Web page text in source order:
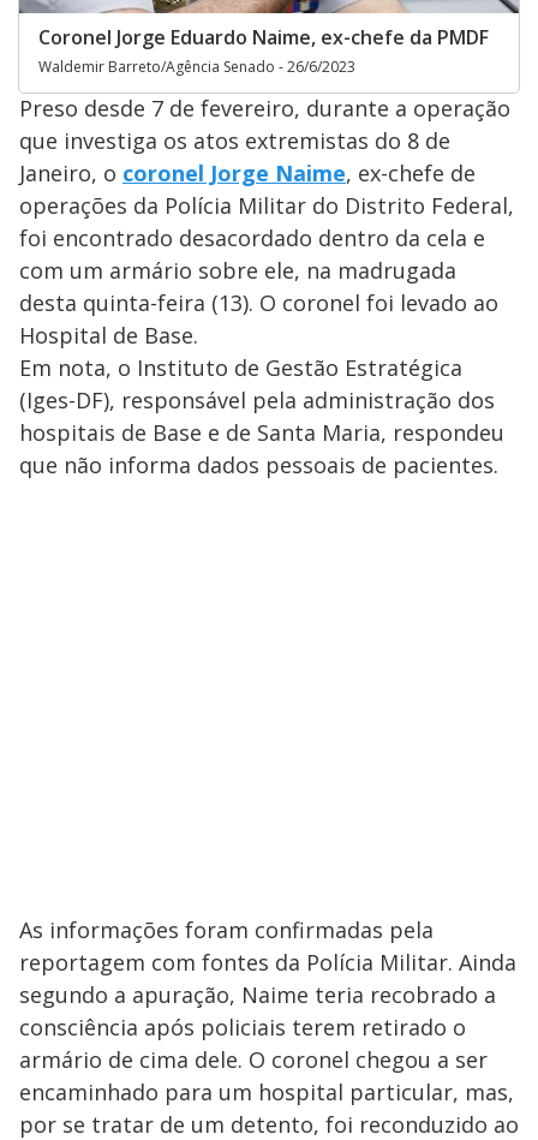
Coronel Jorge Eduardo Naime, ex-chefe da PMDF
Waldemir Barreto/Agência Senado - 26/6/2023
Preso desde 7 de fevereiro, durante a operação
que investiga os atos extremistas do 8 de
Janeiro, o coronel Jorge Naime, ex-chefe de
operações da Polícia Militar do Distrito Federal,
foi encontrado desacordado dentro da cela e
com um armário sobre ele, na madrugada
desta quinta-feira (13). O coronel foi levado ao
Hospital de Base.
Em nota, o Instituto de Gestão Estratégica
(Iges-DF), responsável pela administração dos
hospitais de Base e de Santa Maria, respondeu
que não informa dados pessoais de pacientes.
As informações foram confirmadas pela
reportagem com fontes da Polícia Militar. Ainda
segundo a apuração, Naime teria recobrado a
consciência após policiais terem retirado o
armário de cima dele. O coronel chegou a ser
encaminhado para um hospital particular, mas,
por se tratar de um detento, foi reconduzido ao